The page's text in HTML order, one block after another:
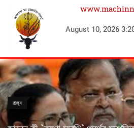
August 10, 2026
রাজ্য